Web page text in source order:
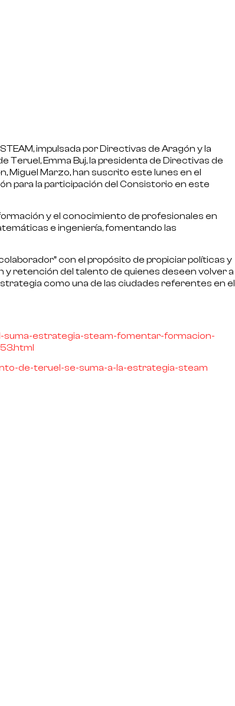
, impulsada porDirectivas de Aragón y la
Teruel, Emma Buj, la presidenta de Directivas de
Miguel Marzo, han suscrito este lunes en el
para la participación del Consistorio en este
y el conocimiento de profesionales en
e ingeniería, fomentando las
con el propósito de propiciar políticas y
retención del talento de quienes deseen volver a
como una de las ciudades referentes en el
estrategia-steam-fomentar-formacion-
de-teruel-se-suma-a-la-estrategia-steam